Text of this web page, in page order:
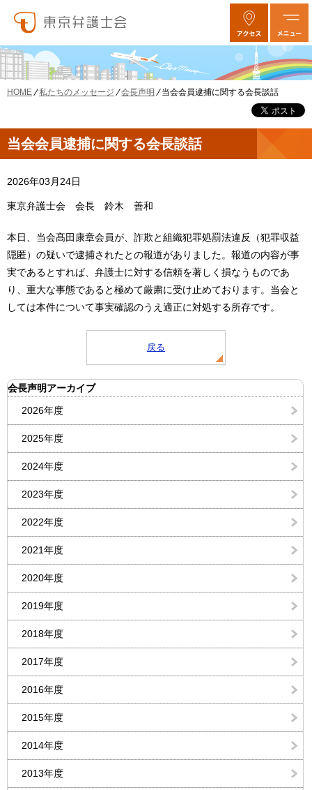
HOME 私たちのメッセージ 会長声明 当会会員逮捕に関する会長談話
当会会員逮捕に関する会長談話
2026年03月24日
東京弁護士会 会長 鈴木 善和
本日、当会髙田康章会員が、詐欺と組織犯罪処罰法違反（犯罪収益
隠匿）の疑いで逮捕されたとの報道がありました。報道の内容が事
実であるとすれば、弁護士に対する信頼を著しく損なうものであ
り、重大な事態であると極めて厳粛に受け止めております。当会と
しては本件について事実確認のうえ適正に対処する所存です。
戻る
会長声明アーカイブ
2026年度
2025年度
2024年度
2023年度
2022年度
2021年度
2020年度
2019年度
2018年度
2017年度
2016年度
2015年度
2014年度
2013年度